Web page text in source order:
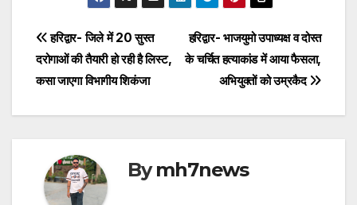
e
b
o
o
itt
er
ail at
A
p
s
s
a
e
p
y
Li
n
k
Post
navigation
हरिद्वार- भाजयुमो उपाध्यक्ष व दोस्त
के चर्चित हत्याकांड में आया फैसला,
अभियुक्तों को उम्रकैद
हरिद्वार- जिले में 20 सुस्त
दरोगाओं की तैयारी हो रही है लिस्ट,
कसा जाएगा विभागीय शिकंजा
Bymh7news